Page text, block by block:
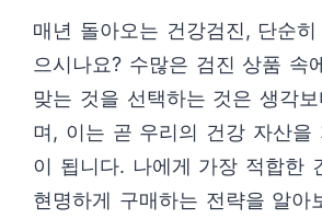
매년 돌아오는 건강검진, 단순
으시나요? 수많은 검진 상품 속
맞는 것을 선택하는 것은 생각
며, 이는 곧 우리의 건강 자산을
이 됩니다. 나에게 가장 적합한
현명하게 구매하는 전략을 알아